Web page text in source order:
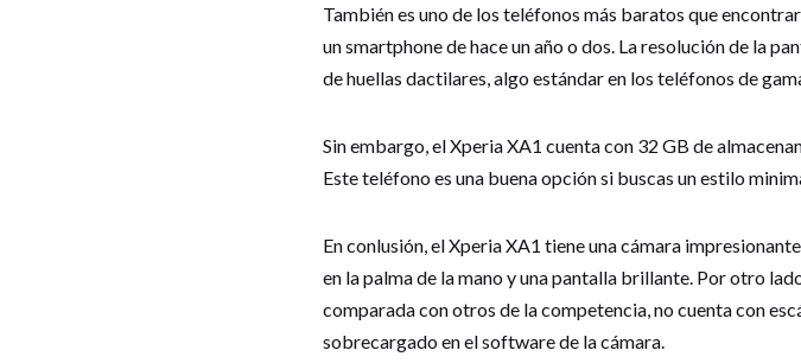
También es uno de los teléfonos más baratos que
un smartphone de hace un año o dos. La resolución de la
de huellas dactilares, algo estándar en los teléfonos de
Sin embargo, el Xperia XA1 cuenta con 32 GB de
Este teléfono es una buena opción si buscas un estilo
En conlusión, el Xperia XA1 tiene una cámara
en la palma de la mano y una pantalla brillante. Por otro
comparada con otros de la competencia, no cuenta con
sobrecargado en el software de la cámara.